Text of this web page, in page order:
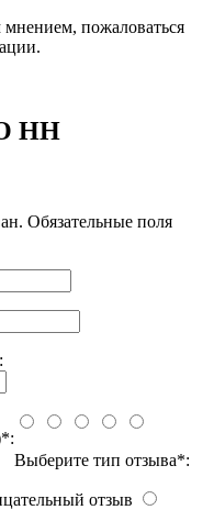
пожаловаться
НН
Обязательные поля
Выберите тип отзыва*:
отзыв